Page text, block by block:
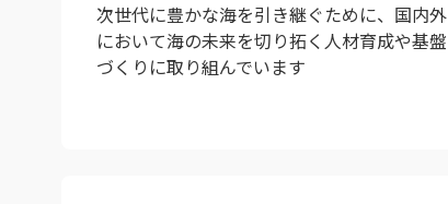
次世代に豊かな海を引き継ぐために、国内外
において海の未来を切り拓く人材育成や基盤
づくりに取り組んでいます